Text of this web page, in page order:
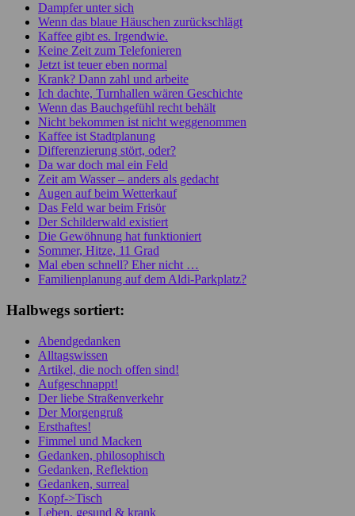
Dampfer unter sich
Wenn das blaue Häuschen zurückschlägt
Kaffee gibt es. Irgendwie.
Keine Zeit zum Telefonieren
Jetzt ist teuer eben normal
Krank? Dann zahl und arbeite
Ich dachte, Turnhallen wären Geschichte
Wenn das Bauchgefühl recht behält
Nicht bekommen ist nicht weggenommen
Kaffee ist Stadtplanung
Differenzierung stört, oder?
Da war doch mal ein Feld
Zeit am Wasser – anders als gedacht
Augen auf beim Wetterkauf
Das Feld war beim Frisör
Der Schilderwald existiert
Die Gewöhnung hat funktioniert
Sommer, Hitze, 11 Grad
Mal eben schnell? Eher nicht …
Familienplanung auf dem Aldi-Parkplatz?
Halbwegs sortiert:
Abendgedanken
Alltagswissen
Artikel, die noch offen sind!
Aufgeschnappt!
Der liebe Straßenverkehr
Der Morgengruß
Ersthaftes!
Fimmel und Macken
Gedanken, philosophisch
Gedanken, Reflektion
Gedanken, surreal
Kopf->Tisch
Leben, gesund & krank